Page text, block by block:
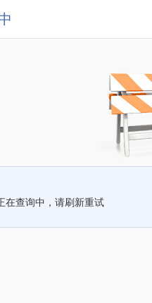
在查询中，请刷新重试